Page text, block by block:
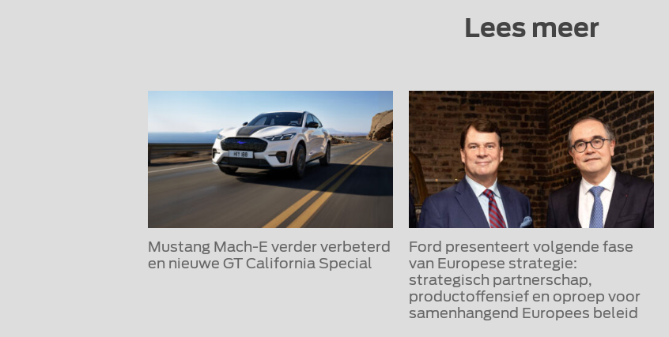
Lees meer
Mustang Mach-E verder verbeterd
en nieuwe GT California Special
Ford presenteert volgende fase
van Europese strategie:
strategisch partnerschap,
productoffensief en oproep voor
samenhangend Europees beleid